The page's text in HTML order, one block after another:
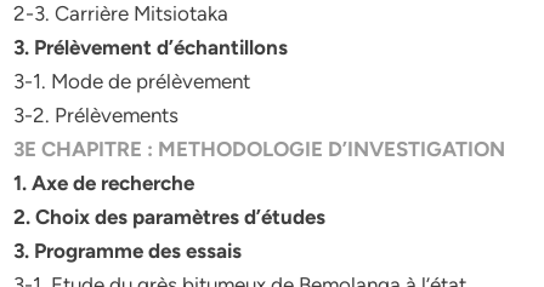
2-3. Carrière Mitsiotaka
3. Prélèvement d’échantillons
3-1. Mode de prélèvement
3-2. Prélèvements
3E CHAPITRE : METHODOLOGIE D’INVESTIGATION
1. Axe de recherche
2. Choix des paramètres d’études
3. Programme des essais